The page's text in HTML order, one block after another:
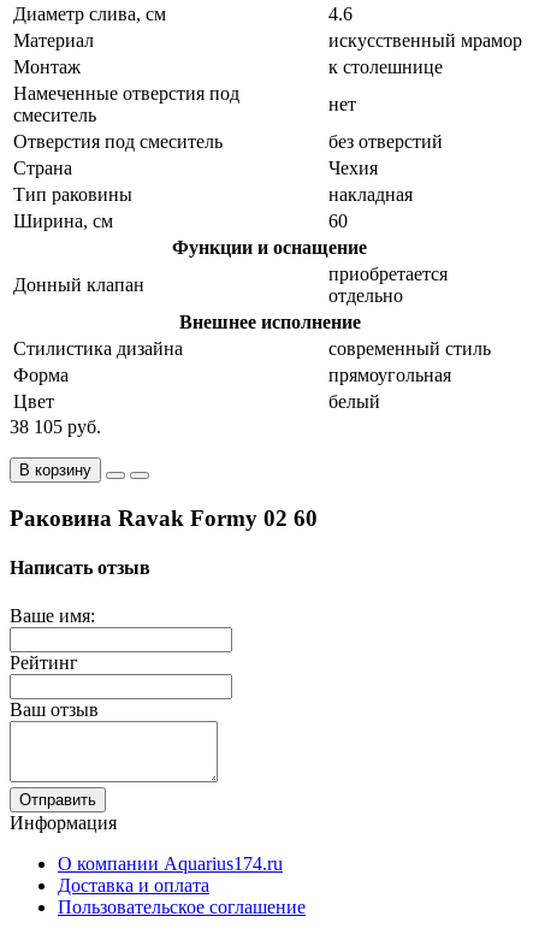
Диаметр слива, см
4.6
Материал
искусственный мрамор
Монтаж
к столешнице
Намеченные отверстия под
смеситель
нет
Отверстия под смеситель
без отверстий
Страна
Чехия
Тип раковины
накладная
Ширина, см
60
Функции и оснащение
Донный клапан
приобретается
отдельно
Внешнее исполнение
Стилистика дизайна
современный стиль
Форма
прямоугольная
Цвет
белый
38 105 руб.
В корзину
Раковина Ravak Formy 02 60
Написать отзыв
Ваше имя:
Рейтинг
Ваш отзыв
Отправить
Информация
О компании Aquarius174.ru
Доставка и оплата
Пользовательское соглашение